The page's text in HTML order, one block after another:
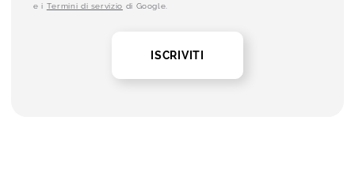
e i Termini di servizio di Google.
ISCRIVITI